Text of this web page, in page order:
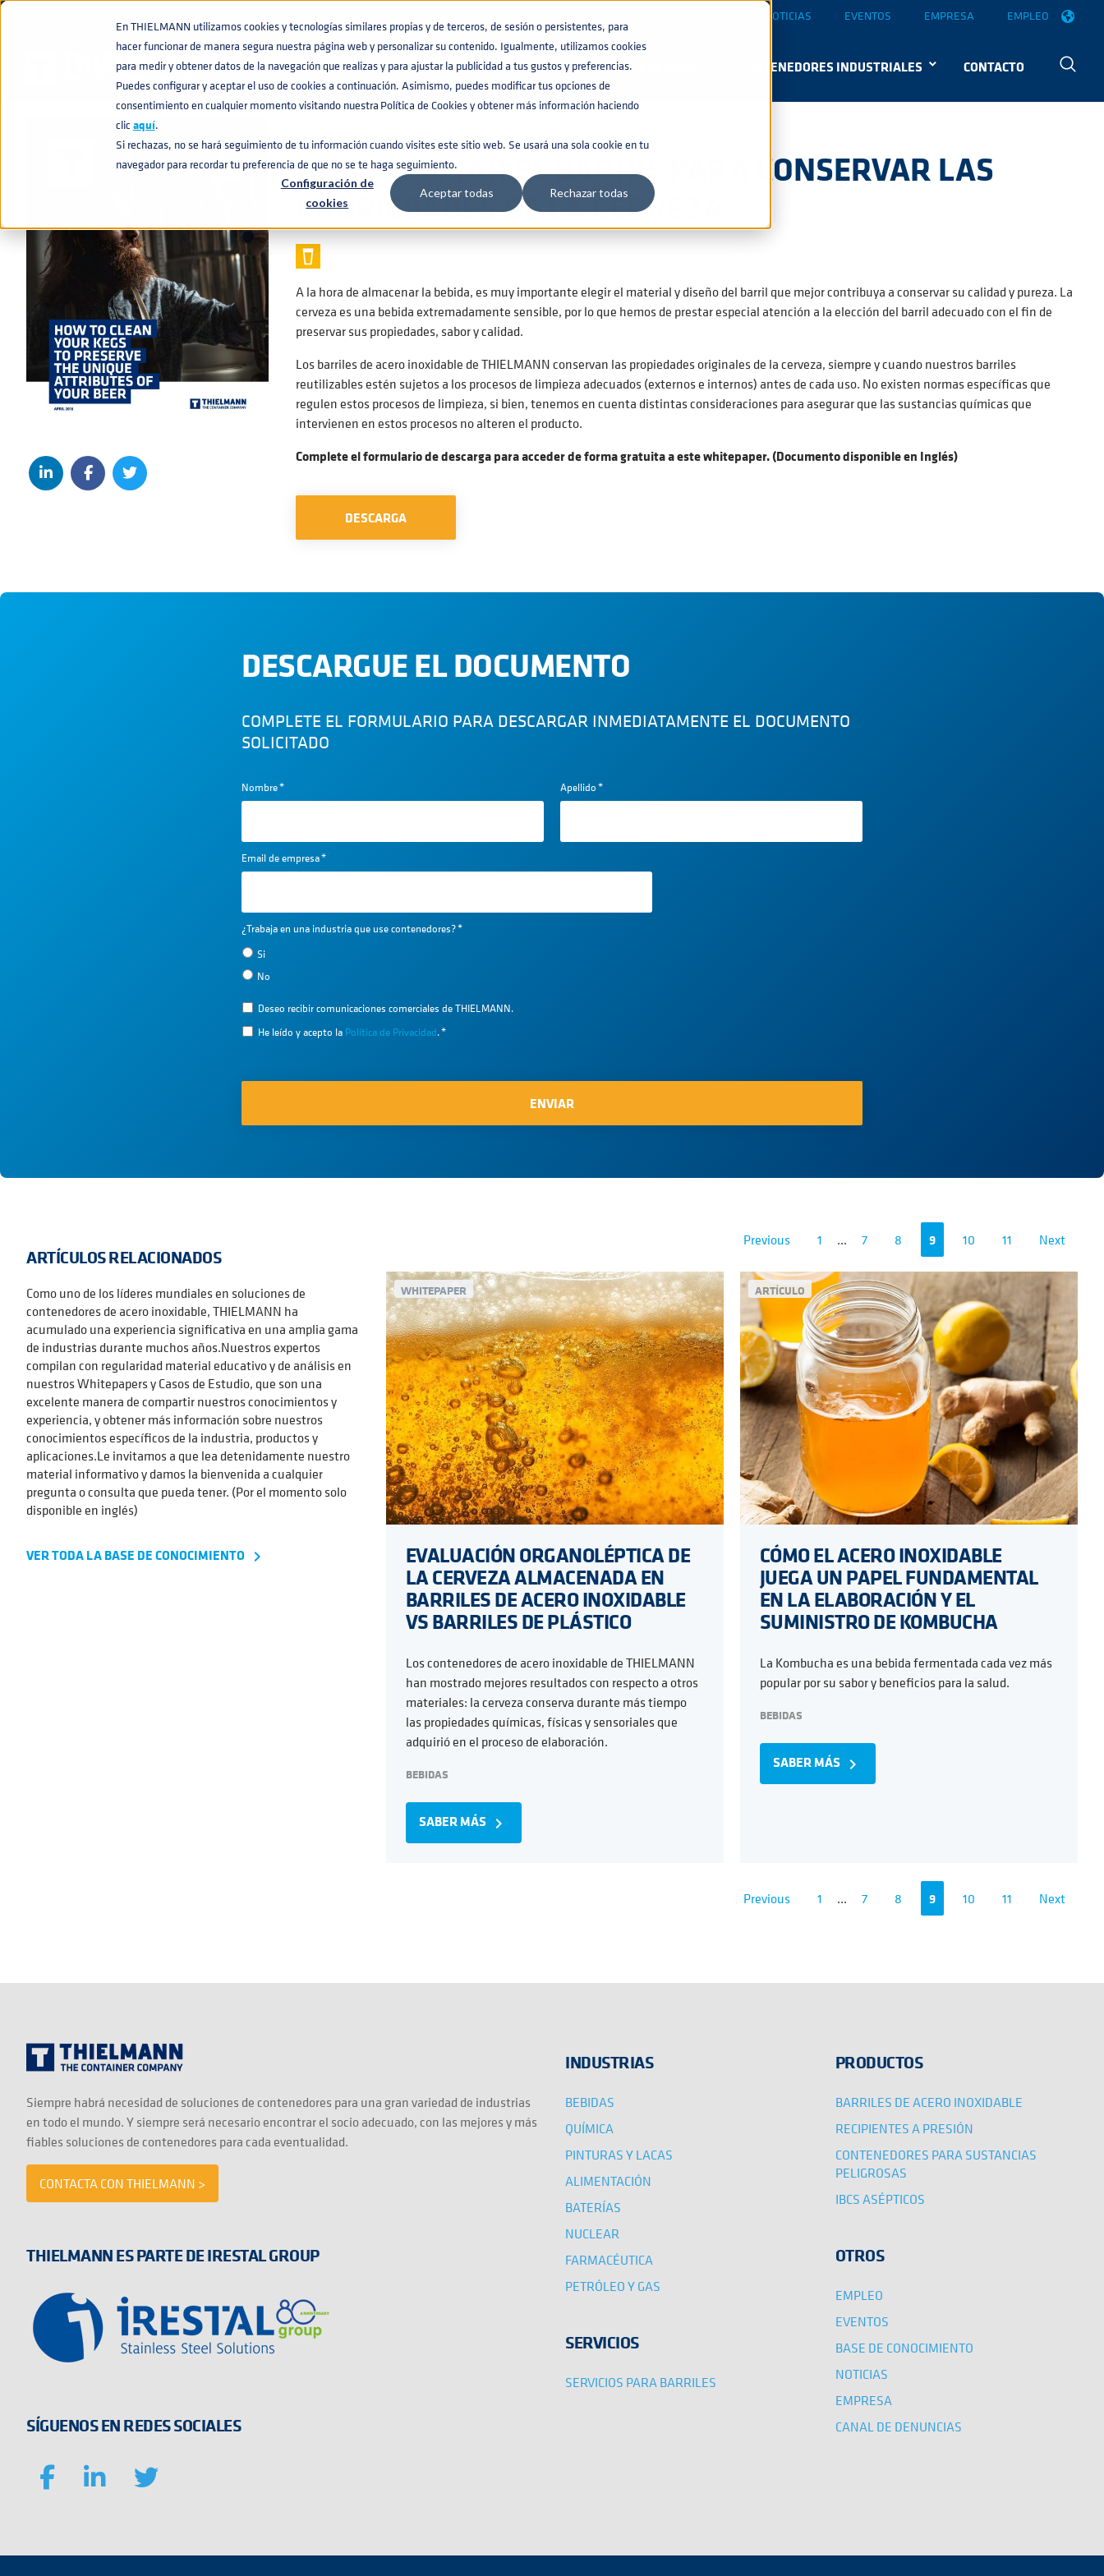
En THIELMANN utilizamos cookies y tecnologías similares propias y de terceros, de sesión o persistentes, para
hacer funcionar de manera segura nuestra página web y personalizar su contenido. Igualmente, utilizamos cookies
para medir y obtener datos de la navegación que realizas y para ajustar la publicidad a tus gustos y preferencias.
Puedes configurar y aceptar el uso de cookies a continuación. Asimismo, puedes modificar tus opciones de
consentimiento en cualquier momento visitando nuestra Política de Cookies y obtener más información haciendo
clic aquí.
Si rechazas, no se hará seguimiento de tu información cuando visites este sitio web. Se usará una sola cookie en tu
navegador para recordar tu preferencia de que no se te haga seguimiento.
Configuración de
cookies
Aceptar todas Rechazar todas
NOTICIAS EVENTOS EMPRESA EMPLEO
BARRILES PARA BEBIDAS CONTENEDORES INDUSTRIALES CONTACTO
BASE DE CONOCIMIENTOnavigate_next CÓMO LIMPIAR EL BARRIL PARA CONSERVAR LAS PROPIEDADES DE LA CERVEZA
CÓMO LIMPIAR EL BARRIL PARA CONSERVAR LAS
PROPIEDADES DE LA CERVEZA
A la hora de almacenar la bebida, es muy importante elegir el material y diseño del barril que mejor contribuya a conservar su calidad y pureza. La
cerveza es una bebida extremadamente sensible, por lo que hemos de prestar especial atención a la elección del barril adecuado con el fin de
preservar sus propiedades, sabor y calidad.
Los barriles de acero inoxidable de THIELMANN conservan las propiedades originales de la cerveza, siempre y cuando nuestros barriles
reutilizables estén sujetos a los procesos de limpieza adecuados (externos e internos) antes de cada uso. No existen normas específicas que
regulen estos procesos de limpieza, si bien, tenemos en cuenta distintas consideraciones para asegurar que las sustancias químicas que
intervienen en estos procesos no alteren el producto.
Complete el formulario de descarga para acceder de forma gratuita a este whitepaper. (Documento disponible en Inglés)
DESCARGA
DESCARGUE EL DOCUMENTO
COMPLETE EL FORMULARIO PARA DESCARGAR INMEDIATAMENTE EL DOCUMENTO
SOLICITADO
Nombre* Apellido*
Email de empresa*
¿Trabaja en una industria que use contenedores?*
Si
No
Deseo recibir comunicaciones comerciales de THIELMANN.
He leído y acepto la Política de Privacidad.*
ARTÍCULOS RELACIONADOS
Como uno de los líderes mundiales en soluciones de
contenedores de acero inoxidable, THIELMANN ha
acumulado una experiencia significativa en una amplia gama
de industrias durante muchos años.Nuestros expertos
compilan con regularidad material educativo y de análisis en
nuestros Whitepapers y Casos de Estudio, que son una
excelente manera de compartir nuestros conocimientos y
experiencia, y obtener más información sobre nuestros
conocimientos específicos de la industria, productos y
aplicaciones.Le invitamos a que lea detenidamente nuestro
material informativo y damos la bienvenida a cualquier
pregunta o consulta que pueda tener. (Por el momento solo
disponible en inglés)
VER TODA LA BASE DE CONOCIMIENTO navigate_next
Previous 1 ... 7 8 9 10 11 Next
WHITEPAPER
EVALUACIÓN ORGANOLÉPTICA DE
LA CERVEZA ALMACENADA EN
BARRILES DE ACERO INOXIDABLE
VS BARRILES DE PLÁSTICO
Los contenedores de acero inoxidable de THIELMANN
han mostrado mejores resultados con respecto a otros
materiales: la cerveza conserva durante más tiempo
las propiedades químicas, físicas y sensoriales que
adquirió en el proceso de elaboración.
BEBIDAS
SABER MÁS navigate_next
ARTÍCULO
CÓMO EL ACERO INOXIDABLE
JUEGA UN PAPEL FUNDAMENTAL
EN LA ELABORACIÓN Y EL
SUMINISTRO DE KOMBUCHA
La Kombucha es una bebida fermentada cada vez más
popular por su sabor y beneficios para la salud.
BEBIDAS
SABER MÁS navigate_next
Previous 1 ... 7 8 9 10 11 Next
Siempre habrá necesidad de soluciones de contenedores para una gran variedad de industrias
en todo el mundo. Y siempre será necesario encontrar el socio adecuado, con las mejores y más
fiables soluciones de contenedores para cada eventualidad.
CONTACTA CON THIELMANN >
THIELMANN ES PARTE DE IRESTAL GROUP
SÍGUENOS EN REDES SOCIALES
INDUSTRIAS
BEBIDAS
QUÍMICA
PINTURAS Y LACAS
ALIMENTACIÓN
BATERÍAS
NUCLEAR
FARMACÉUTICA
PETRÓLEO Y GAS
SERVICIOS
SERVICIOS PARA BARRILES
PRODUCTOS
BARRILES DE ACERO INOXIDABLE
RECIPIENTES A PRESIÓN
CONTENEDORES PARA SUSTANCIAS
PELIGROSAS
IBCS ASÉPTICOS
OTROS
EMPLEO
EVENTOS
BASE DE CONOCIMIENTO
NOTICIAS
EMPRESA
CANAL DE DENUNCIAS